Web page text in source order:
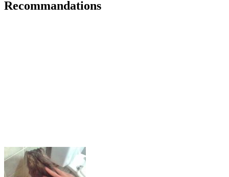
Recommandations